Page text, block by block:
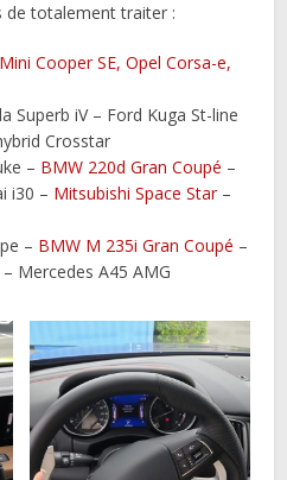
de totalement traiter :
Cooper SE, Opel Corsa-e,
Superb iV – Ford Kuga St-line
Crosstar
– BMW 220d Gran Coupé –
i30 – Mitsubishi Space Star –
– BMW M 235i Gran Coupé –
Mercedes A45 AMG